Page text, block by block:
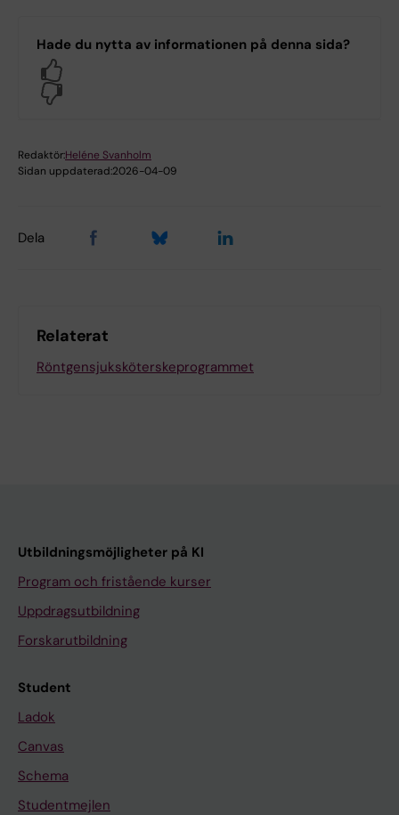
Hade du nytta av informationen på denna sida?
Redaktör:Heléne Svanholm
Sidan uppdaterad:2026-04-09
Dela
Relaterat
Röntgensjuksköterskeprogrammet
Utbildningsmöjligheter på KI
Program och fristående kurser
Uppdragsutbildning
Forskarutbildning
Student
Ladok
Canvas
Schema
Studentmejlen